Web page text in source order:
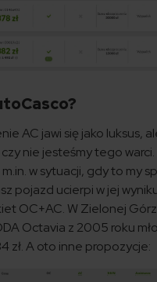
AC jawi się jako luksus,
nie jesteśmy tego warci.
w sytuacji, gdy to my
pojazd ucierpi w jej
OC+AC. W Zielonej
Octavia z 2005 roku
zł. A oto inne propozycje: